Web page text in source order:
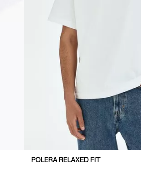
POLERA RELAXED FIT